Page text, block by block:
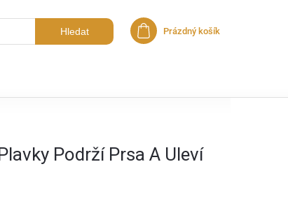
Hledat Nákupní košík
Prázdný košík
Podrží Prsa A Uleví